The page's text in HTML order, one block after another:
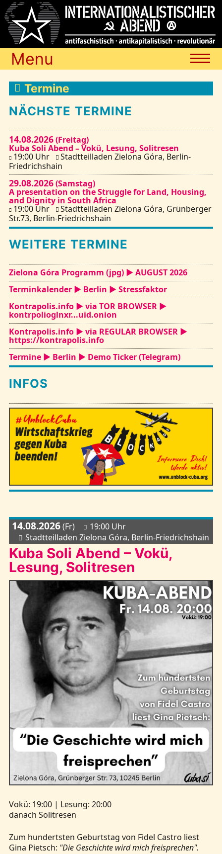
Menu
Blog
Media
Links
Kontakt
Termine
NÄCHSTE TERMINE
14.08.2026(Freitag)
Kuba Soli Abend – Vokü, Lesung, Solitresen
19:00 Uhr
Stadtteilladen Zielona Góra, Berlin-
Friedrichshain
29.08.2026(Samstag)
A presentation on the Struggle for Land, Housing,
and Dignity in South Africa
19:00 Uhr
Stadtteilladen Zielona Góra, Grünberger
Str.73, Berlin-Friedrichshain
WEITERE TERMINE
Zielona Góra Programm (jpg) ► AUGUST 2026
Terminkalender ► Berlin ► Stressfaktor
Kontrapolis.info ► via TOR BROWSER ►
kontrpolioglnxr...uid.onion
Kontrapolis.info ► via REGULAR BROWSER ►
https://kontrapolis.info
Termine ► Berlin ► Demo Ticker (Telegram)
INFOS
14.08.2026(Fr)
19:00 Uhr
Stadtteilladen Zielona Góra, Berlin-Friedrichshain
Kuba Soli Abend – Vokü,
Lesung, Solitresen
Vokü: 19:00 | Lesung: 20:00
danach Solitresen
Zum hundertsten Geburtstag von Fidel Castro liest
Gina Pietsch: "Die Geschichte wird mich freisprechen".